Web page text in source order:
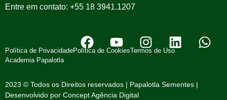
Entre em contato: +55 18 3941.1207
Política de PrivacidadePolítica de CookiesTermos de Uso
Academia Papalotla
2023 © Todos os Direitos reservados | Papalotla Sementes |
Desenvolvido por Concept Agência Digital